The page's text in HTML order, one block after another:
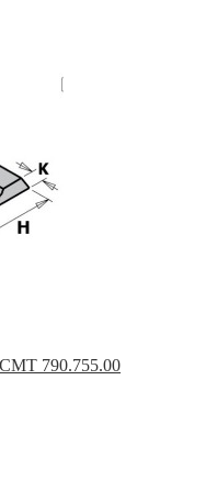
790.755.00